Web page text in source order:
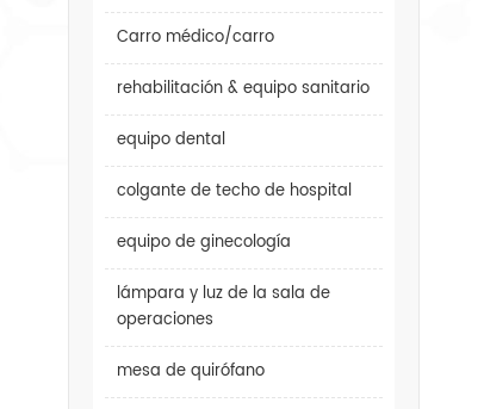
Carro médico/carro
rehabilitación & equipo sanitario
equipo dental
colgante de techo de hospital
equipo de ginecología
lámpara y luz de la sala de
operaciones
mesa de quirófano